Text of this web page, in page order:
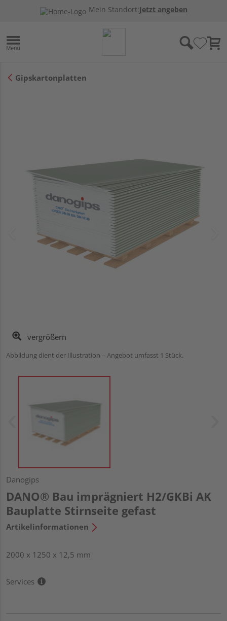
Mein Standort:Jetzt angeben
Gipskartonplatten
vergrößern
Abbildung dient der Illustration – Angebot umfasst 1 Stück.
Danogips
DANO® Bau imprägniert H2/GKBi AK
Bauplatte Stirnseite gefast
Artikelinformationen
2000 x 1250 x 12,5 mm
Services